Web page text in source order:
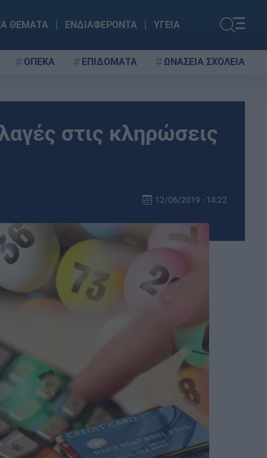
ΘΕΜΑΤΑ ΕΝΔΙΑΦΕΡΟΝΤΑ ΥΓΕΙΑ
ΟΠΕΚΑ ΕΠΙΔΟΜΑΤΑ ΩΝΑΣΕΙΑ ΣΧΟΛΕΙΑ
στις κληρώσεις
12/06/2019 - 14:22